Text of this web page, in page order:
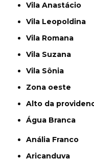
Vila Anastácio
Vila Leopoldina
Vila Romana
Vila Suzana
Vila Sônia
Zona oeste
alto da
Água Branca
Anália Franco
Aricanduva